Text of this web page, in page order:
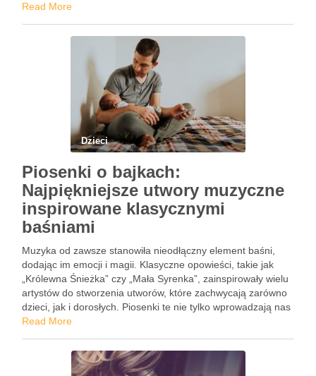
swoje emocje. Wybór odpowiednich materiałów oraz
Read More
Dzieci
Piosenki o bajkach:
Najpiękniejsze utwory muzyczne
inspirowane klasycznymi
baśniami
Muzyka od zawsze stanowiła nieodłączny element baśni,
dodając im emocji i magii. Klasyczne opowieści, takie jak
„Królewna Śnieżka” czy „Mała Syrenka”, zainspirowały wielu
artystów do stworzenia utworów, które zachwycają zarówno
dzieci, jak i dorosłych. Piosenki te nie tylko wprowadzają nas
w niezwykły świat fantazji, ale także niosą ze sobą ważne …
Read More